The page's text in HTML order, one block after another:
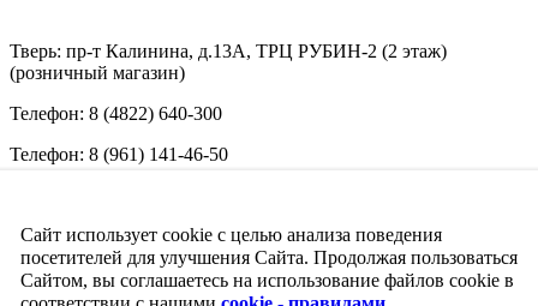
Тверь: пр-т Калинина, д.13А, ТРЦ РУБИН-2 (2 этаж)
(розничный магазин)
Телефон: 8 (4822) 640-300
Телефон: 8 (961) 141-46-50
Обращаем ваше внимание на то, что вся информация
(включая цены) на этом интернет-сайте носит исключительно
информационный характер и ни при каких условиях не
является публичной офертой, определяемой положениями
Сайт использует cookie с целью анализа поведения
посетителей для улучшения Сайта. Продолжая пользоваться
Сайтом, вы соглашаетесь на использование файлов cookie в